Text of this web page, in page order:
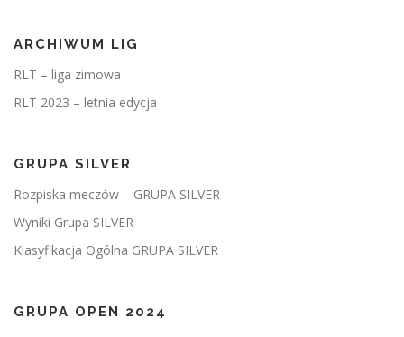
p
o
w
s
a
c
ARCHIWUM LIG
RLT – liga zimowa
RLT 2023 – letnia edycja
GRUPA SILVER
Rozpiska meczów – GRUPA SILVER
Wyniki Grupa SILVER
Klasyfikacja Ogólna GRUPA SILVER
GRUPA OPEN 2024